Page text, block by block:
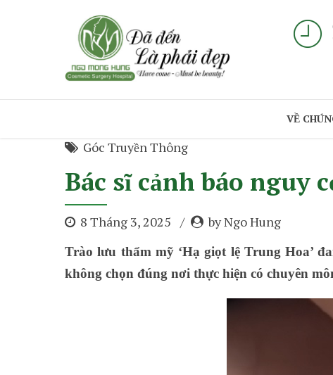
VỀ
Góc Truyền Thông
Bác sĩ cảnh báo nguy
8 Tháng 3, 2025 by Ngo Hung
Trào lưu thẩm mỹ ‘Hạ giọt lệ Trung Hoa’
không chọn đúng nơi thực hiện có chuyên